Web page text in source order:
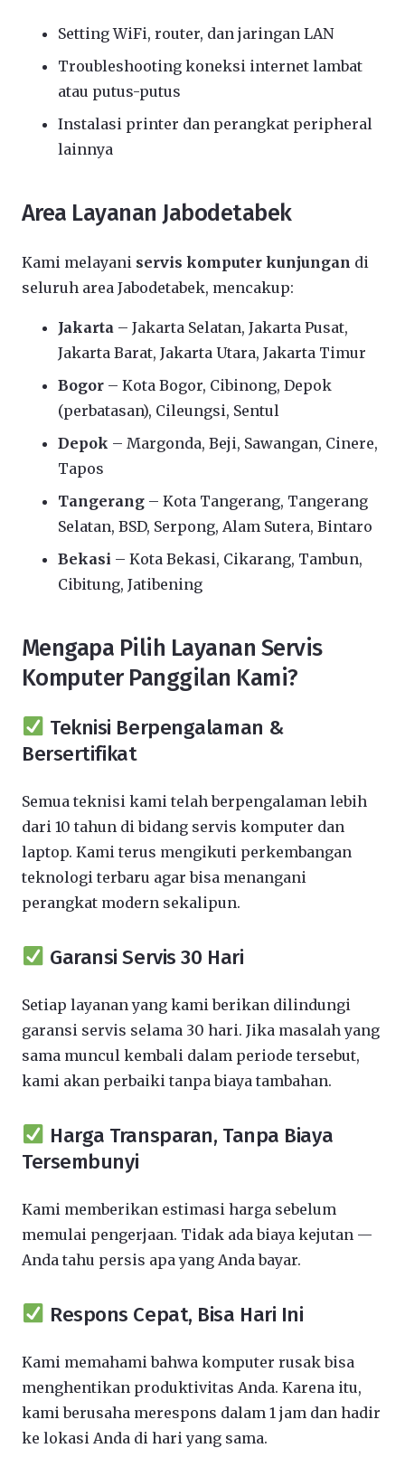
Setting WiFi, router, dan jaringan LAN
Troubleshooting koneksi internet lambat
atau putus-putus
Instalasi printer dan perangkat peripheral
lainnya
Area Layanan Jabodetabek
Kami melayani servis komputer kunjungan di
seluruh area Jabodetabek, mencakup:
Jakarta – Jakarta Selatan, Jakarta Pusat,
Jakarta Barat, Jakarta Utara, Jakarta Timur
Bogor – Kota Bogor, Cibinong, Depok
(perbatasan), Cileungsi, Sentul
Depok – Margonda, Beji, Sawangan, Cinere,
Tapos
Tangerang – Kota Tangerang, Tangerang
Selatan, BSD, Serpong, Alam Sutera, Bintaro
Bekasi – Kota Bekasi, Cikarang, Tambun,
Cibitung, Jatibening
Mengapa Pilih Layanan Servis
Komputer Panggilan Kami?
Teknisi Berpengalaman &
Bersertifikat
Semua teknisi kami telah berpengalaman lebih
dari 10 tahun di bidang servis komputer dan
laptop. Kami terus mengikuti perkembangan
teknologi terbaru agar bisa menangani
perangkat modern sekalipun.
Garansi Servis 30 Hari
Setiap layanan yang kami berikan dilindungi
garansi servis selama 30 hari. Jika masalah yang
sama muncul kembali dalam periode tersebut,
kami akan perbaiki tanpa biaya tambahan.
Harga Transparan, Tanpa Biaya
Tersembunyi
Kami memberikan estimasi harga sebelum
memulai pengerjaan. Tidak ada biaya kejutan —
Anda tahu persis apa yang Anda bayar.
Respons Cepat, Bisa Hari Ini
Kami memahami bahwa komputer rusak bisa
menghentikan produktivitas Anda. Karena itu,
kami berusaha merespons dalam 1 jam dan hadir
ke lokasi Anda di hari yang sama.